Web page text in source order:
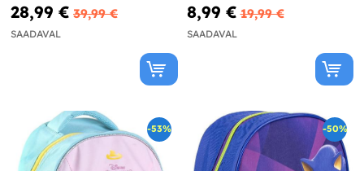
28,99 € 39,99 €
SAADAVAL
8,99 € 19,99 €
SAADAVAL
-53% -50%